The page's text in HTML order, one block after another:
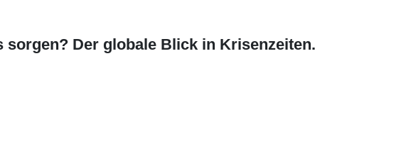
Der globale Blick in Krisenzeiten.